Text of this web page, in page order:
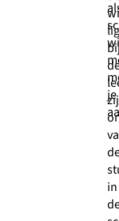
zij
in
je